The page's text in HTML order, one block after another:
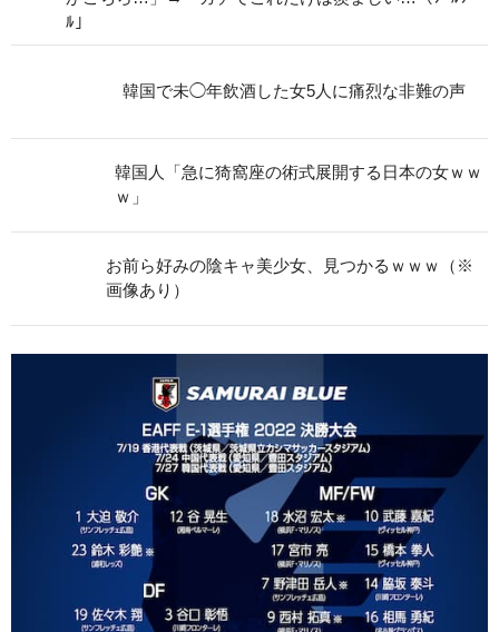
ﾙ」
韓国で未◯年飲酒した女5人に痛烈な非難の声
韓国人「急に猗窩座の術式展開する日本の女ｗｗ
ｗ」
お前ら好みの陰キャ美少女、見つかるｗｗｗ（※
画像あり）